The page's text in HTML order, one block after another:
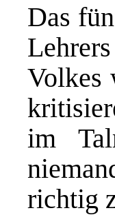
Das
Volkes
im
richtig